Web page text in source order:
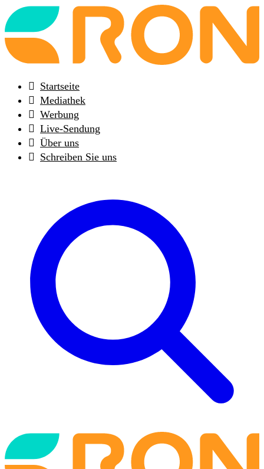
Back
to
frontpage
Startseite
Mediathek
Werbung
Live-Sendung
Über uns
Schreiben Sie uns
Back
to
frontpage